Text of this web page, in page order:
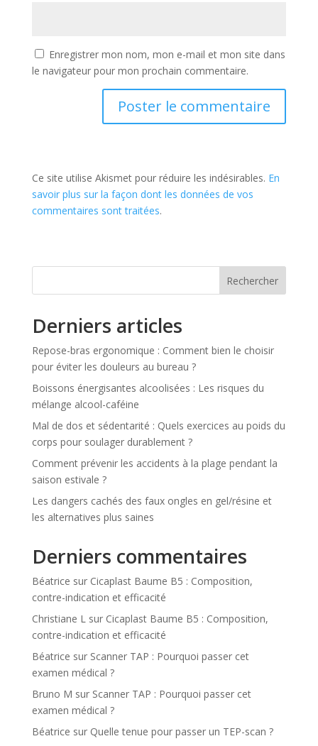
Enregistrer mon nom, mon e-mail et mon site dans
le navigateur pour mon prochain commentaire.
Ce site utilise Akismet pour réduire les indésirables. En
savoir plus sur la façon dont les données de vos
commentaires sont traitées.
Rechercher
Derniers articles
Repose-bras ergonomique : Comment bien le choisir
pour éviter les douleurs au bureau ?
Boissons énergisantes alcoolisées : Les risques du
mélange alcool-caféine
Mal de dos et sédentarité : Quels exercices au poids du
corps pour soulager durablement ?
Comment prévenir les accidents à la plage pendant la
saison estivale ?
Les dangers cachés des faux ongles en gel/résine et
les alternatives plus saines
Derniers commentaires
Béatrice sur Cicaplast Baume B5 : Composition,
contre-indication et efficacité
Christiane L sur Cicaplast Baume B5 : Composition,
contre-indication et efficacité
Béatrice sur Scanner TAP : Pourquoi passer cet
examen médical ?
Bruno M sur Scanner TAP : Pourquoi passer cet
examen médical ?
Béatrice sur Quelle tenue pour passer un TEP-scan ?